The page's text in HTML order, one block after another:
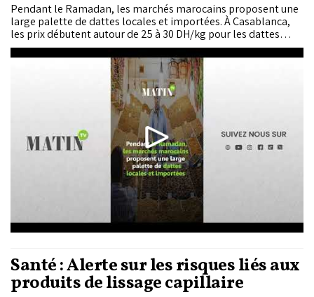
Pendant le Ramadan, les marchés marocains proposent une
large palette de dattes locales et importées. À Casablanca,
les prix débutent autour de 25 à 30 DH/kg pour les dattes
égyptiennes et irakiennes et peuvent atteindre 180 à 220
DH/kg pour l’ajwa saoudienne ou le mejhoul.
Santé : Alerte sur les risques liés aux
produits de lissage capillaire